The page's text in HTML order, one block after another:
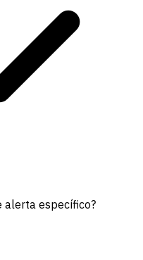
alerta específico?